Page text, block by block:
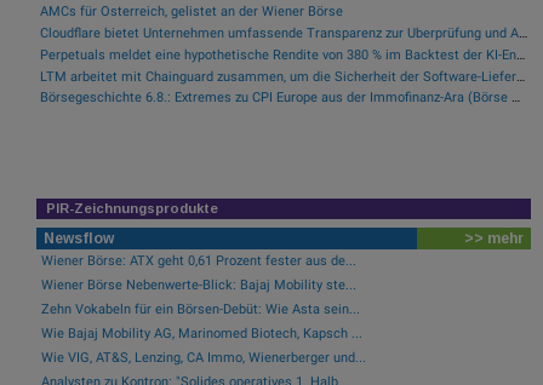
AMCs für Österreich, gelistet an der Wiener Börse
Cloudflare bietet Unternehmen umfassende Transparenz zur Überprüfung und Analyse des KI-Einsatzes
Perpetuals meldet eine hypothetische Rendite von 380 % im Backtest der KI-Engine, die die risikofreie Handelsplattform „UpsideOnly“ antreibt
LTM arbeitet mit Chainguard zusammen, um die Sicherheit der Software-Lieferkette durch BlueVerse™ RightLogic zu stärken
Börsegeschichte 6.8.: Extremes zu CPI Europe aus der Immofinanz-Ära (Börse Geschichte) (BörseGeschichte)
PIR-Zeichnungsprodukte
Newsflow >> mehr
Wiener Börse: ATX geht 0,61 Prozent fester aus de...
Wiener Börse Nebenwerte-Blick: Bajaj Mobility ste...
Zehn Vokabeln für ein Börsen-Debüt: Wie Asta sein...
Wie Bajaj Mobility AG, Marinomed Biotech, Kapsch ...
Wie VIG, AT&S, Lenzing, CA Immo, Wienerberger und...